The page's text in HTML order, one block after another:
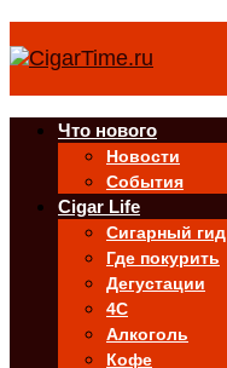
Что нового
Новости
События
Cigar Life
Сигарный гид
Где покурить
Дегустации
4C
Алкоголь
Кофе